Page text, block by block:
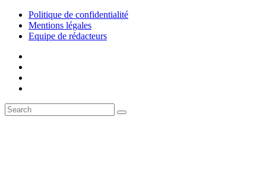
Politique de confidentialité
Mentions légales
Equipe de rédacteurs